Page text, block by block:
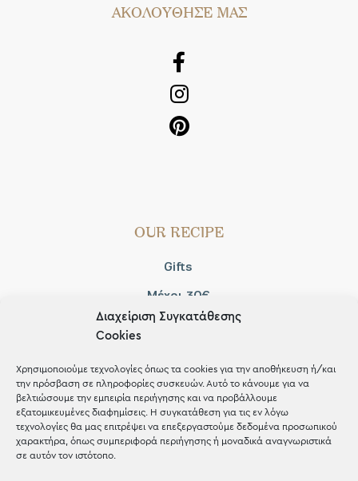
Διαχείριση Συγκατάθεσης
Cookies
Χρησιμοποιούμε τεχνολογίες όπως τα cookies για την αποθήκευση ή/και
την πρόσβαση σε πληροφορίες συσκευών. Αυτό το κάνουμε για να
βελτιώσουμε την εμπειρία περιήγησης και να προβάλλουμε
εξατομικευμένες διαφημίσεις. Η συγκατάθεση για τις εν λόγω
τεχνολογίες θα μας επιτρέψει να επεξεργαστούμε δεδομένα προσωπικού
χαρακτήρα, όπως συμπεριφορά περιήγησης ή μοναδικά αναγνωριστικά
σε αυτόν τον ιστότοπο.
AΚΟΛΟΥΘΗΣΕ ΜΑΣ
OUR RECIPE
Gifts
Μέχρι 30€
Blog
ΚΑΤΑΣΤΗΜΑ